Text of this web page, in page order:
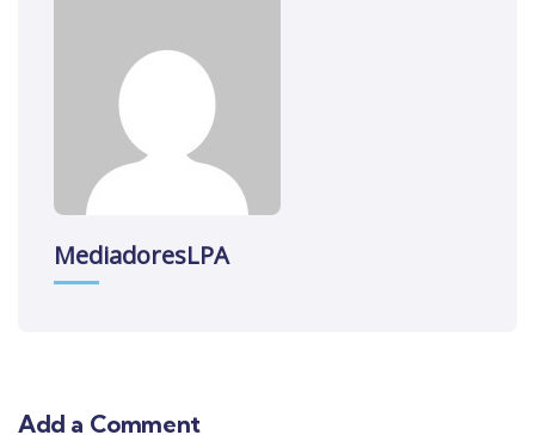
MediadoresLPA
Add a Comment